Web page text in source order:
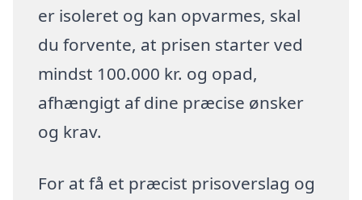
er isoleret og kan opvarmes, skal
du forvente, at prisen starter ved
mindst 100.000 kr. og opad,
afhængigt af dine præcise ønsker
og krav.
For at få et præcist prisoverslag og